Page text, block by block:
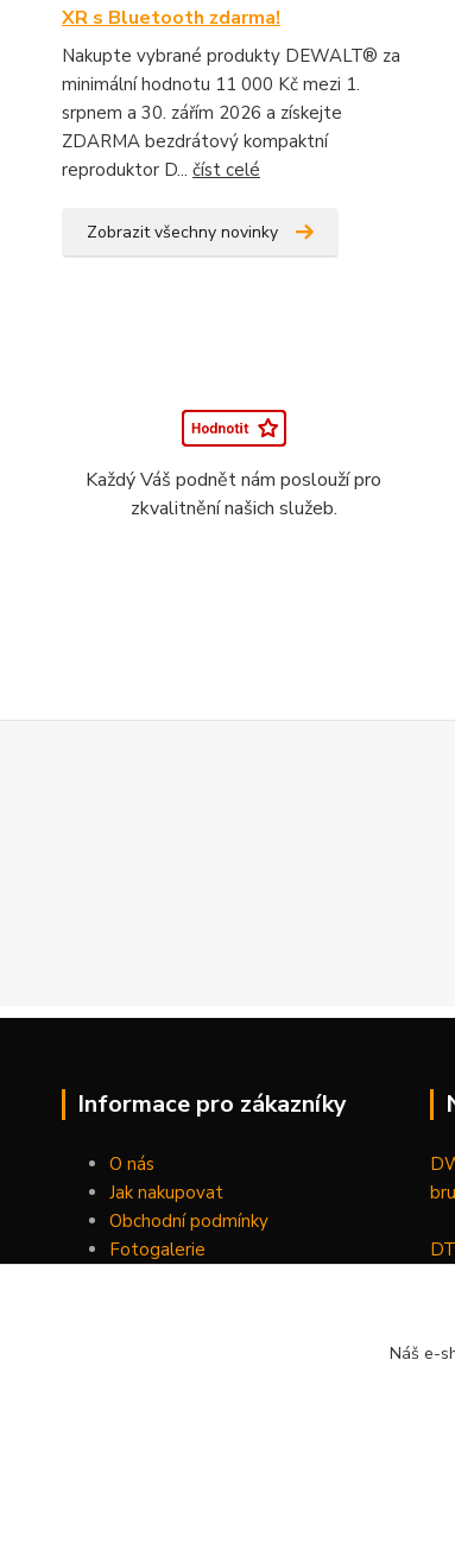
XR s Bluetooth zdarma!
Nakupte vybrané produkty DEWALT® za
minimální hodnotu 11 000 Kč mezi 1.
srpnem a 30. zářím 2026 a získejte
ZDARMA bezdrátový kompaktní
reproduktor D... číst celé
Zobrazit všechny novinky
Každý Váš podnět nám poslouží pro
zkvalitnění našich služeb.
Informace pro zákazníky
O nás
Jak nakupovat
Obchodní podmínky
Fotogalerie
Náš e-